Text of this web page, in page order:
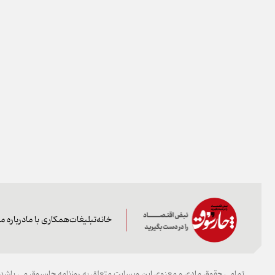
خانهتبلیغاتهمکاری با مادرباره